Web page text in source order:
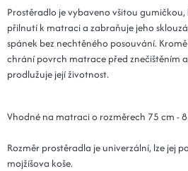
Prostěradlo je vybaveno všitou
přilnutí k matraci a zabraňuje jeho
spánek bez nechtěného posouvání.
chrání povrch matrace před znečištěním
prodlužuje její životnost.
Vhodné na matraci o rozměrech 75 cm -
Rozměr prostěradla je univerzální, lze jej
mojžíšova koše.